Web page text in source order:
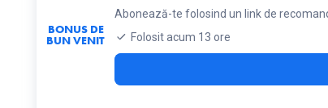
BONUS DE
BUN VENIT
Abonează-te folosind un link de
Folosit acum 13 ore